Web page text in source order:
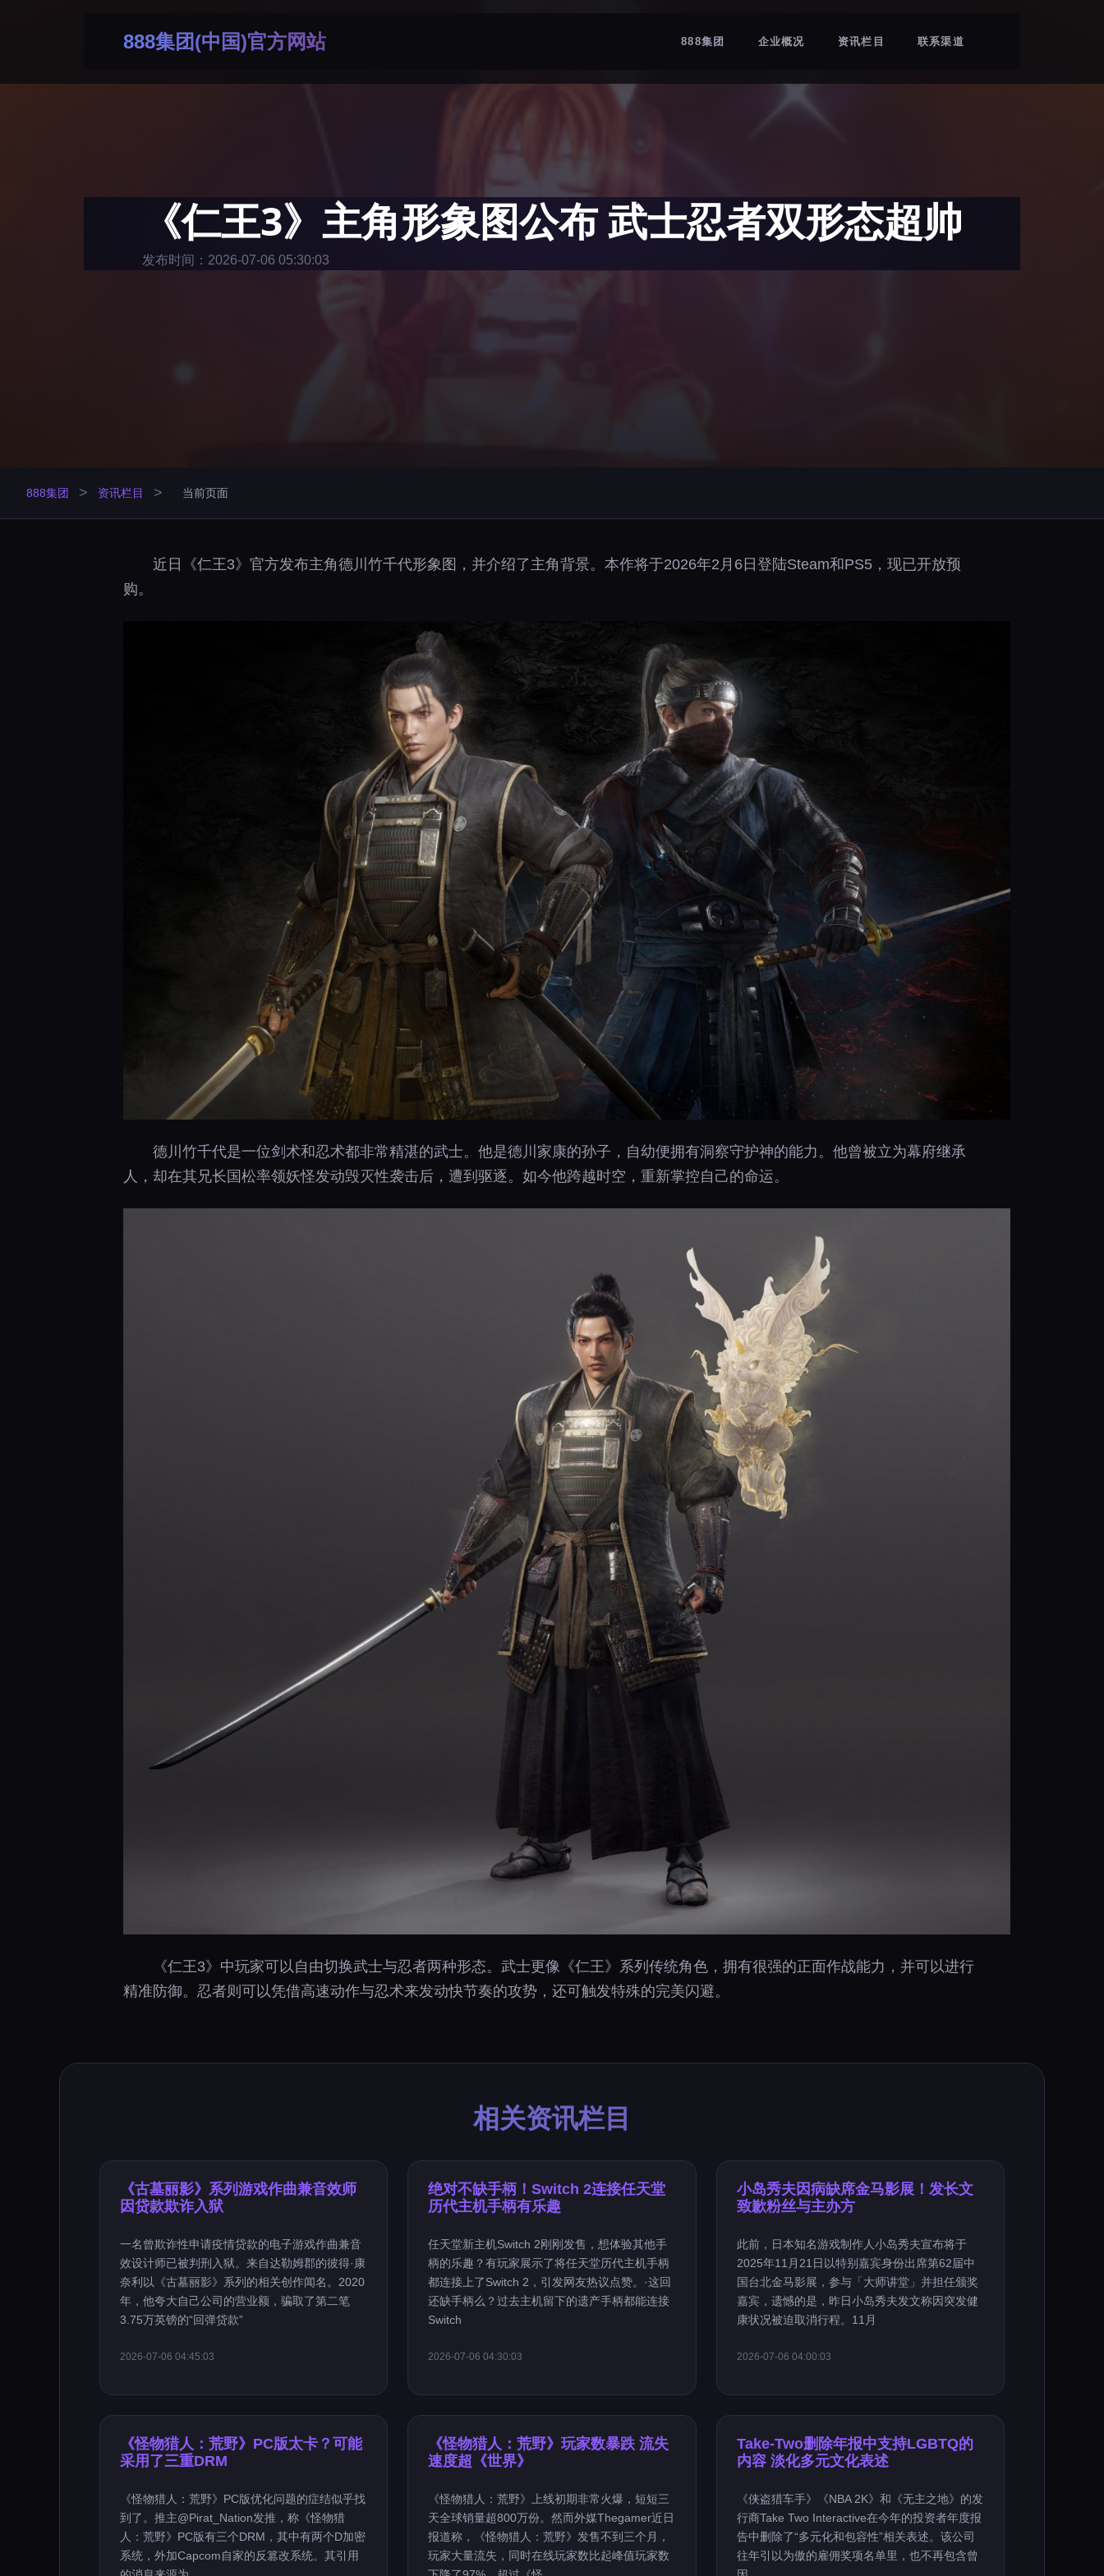
888集团(中国)官方网站 888集团 企业概况 资讯栏目 联系渠道
《仁王3》主角形象图公布 武士忍者双形态超帅
发布时间：2026-07-06 05:30:03
888集团 > 资讯栏目 > 当前页面
近日《仁王3》官方发布主角德川竹千代形象图，并介绍了主角背景。本作将于2026年2月6日登陆Steam和PS5，现已开放预
购。
德川竹千代是一位剑术和忍术都非常精湛的武士。他是德川家康的孙子，自幼便拥有洞察守护神的能力。他曾被立为幕府继承
人，却在其兄长国松率领妖怪发动毁灭性袭击后，遭到驱逐。如今他跨越时空，重新掌控自己的命运。
《仁王3》中玩家可以自由切换武士与忍者两种形态。武士更像《仁王》系列传统角色，拥有很强的正面作战能力，并可以进行
精准防御。忍者则可以凭借高速动作与忍术来发动快节奏的攻势，还可触发特殊的完美闪避。
相关资讯栏目
《古墓丽影》系列游戏作曲兼音效师
因贷款欺诈入狱
一名曾欺诈性申请疫情贷款的电子游戏作曲兼音
效设计师已被判刑入狱。来自达勒姆郡的彼得·康
奈利以《古墓丽影》系列的相关创作闻名。2020
年，他夸大自己公司的营业额，骗取了第二笔
3.75万英镑的“回弹贷款”
2026-07-06 04:45:03
绝对不缺手柄！Switch 2连接任天堂
历代主机手柄有乐趣
任天堂新主机Switch 2刚刚发售，想体验其他手
柄的乐趣？有玩家展示了将任天堂历代主机手柄
都连接上了Switch 2，引发网友热议点赞。·这回
还缺手柄么？过去主机留下的遗产手柄都能连接
Switch
2026-07-06 04:30:03
小岛秀夫因病缺席金马影展！发长文
致歉粉丝与主办方
此前，日本知名游戏制作人小岛秀夫宣布将于
2025年11月21日以特别嘉宾身份出席第62届中
国台北金马影展，参与「大师讲堂」并担任颁奖
嘉宾，遗憾的是，昨日小岛秀夫发文称因突发健
康状况被迫取消行程。11月
2026-07-06 04:00:03
《怪物猎人：荒野》PC版太卡？可能
采用了三重DRM
《怪物猎人：荒野》PC版优化问题的症结似乎找
到了。推主@Pirat_Nation发推，称《怪物猎
人：荒野》PC版有三个DRM，其中有两个D加密
系统，外加Capcom自家的反篡改系统。其引用
《怪物猎人：荒野》玩家数暴跌 流失
速度超《世界》
《怪物猎人：荒野》上线初期非常火爆，短短三
天全球销量超800万份。然而外媒Thegamer近日
报道称，《怪物猎人：荒野》发售不到三个月，
玩家大量流失，同时在线玩家数比起峰值玩家数
Take-Two删除年报中支持LGBTQ的
内容 淡化多元文化表述
《侠盗猎车手》《NBA 2K》和《无主之地》的发
行商Take Two Interactive在今年的投资者年度报
告中删除了“多元化和包容性”相关表述。该公司
往年引以为傲的雇佣奖项名单里，也不再包含曾